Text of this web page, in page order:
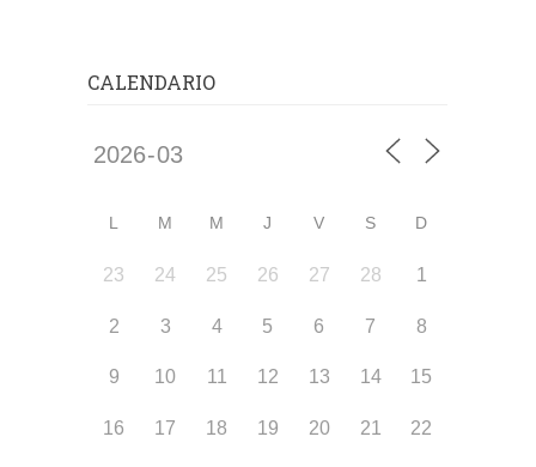
CALENDARIO
L M M J V S D
23 24 25 26 27 28 1
2 3 4 5 6 7 8
9 10 11 12 13 14 15
16 17 18 19 20 21 22